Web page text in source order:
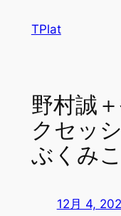
TPlat
野村誠
クセッ
ぶくみこ
12月 4,